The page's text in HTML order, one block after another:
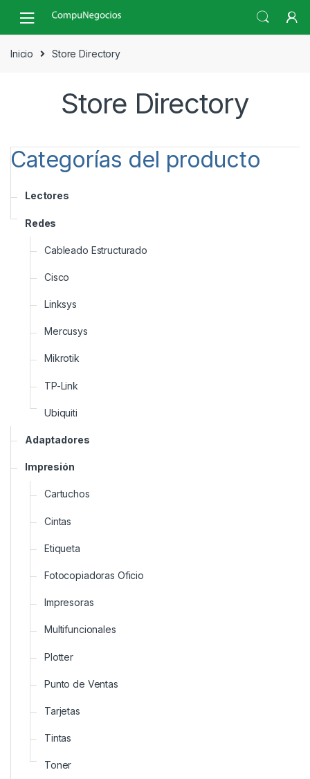
navigation
content
Inicio
Store Directory
Store Directory
Categorías del producto
Lectores
Redes
Cableado Estructurado
Cisco
Linksys
Mercusys
Mikrotik
TP-Link
Ubiquiti
Adaptadores
Impresión
Cartuchos
Cintas
Etiqueta
Fotocopiadoras Oficio
Impresoras
Multifuncionales
Plotter
Punto de Ventas
Tarjetas
Tintas
Toner